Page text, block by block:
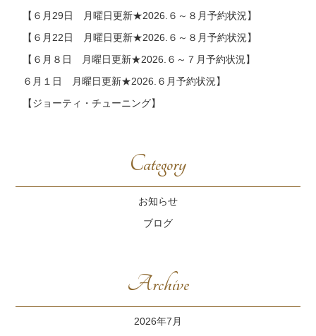
【６月29日 月曜日更新★2026.６～８月予約状況】
【６月22日 月曜日更新★2026.６～８月予約状況】
【６月８日 月曜日更新★2026.６～７月予約状況】
６月１日 月曜日更新★2026.６月予約状況】
【ジョーティ・チューニング】
Category
お知らせ
ブログ
Archive
2026年7月